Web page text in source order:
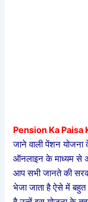
Pension Ka Paisa
जाने वाली पेंशन
ऑनलाइन के माध्यम से
आप सभी जानते की
भेजा जाता है ऐसे में बहुत